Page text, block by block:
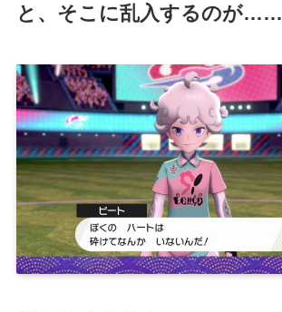
と、そこに乱入するのが……